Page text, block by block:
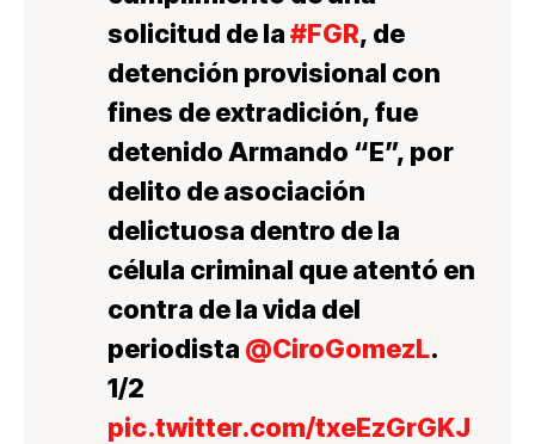
solicitud de la#FGR, de
detención provisional con
fines de extradición, fue
detenido Armando “E”, por
delito de asociación
delictuosa dentro de la
célula criminal que atentó en
contra de la vida del
periodista @CiroGomezL.
1/2
pic.twitter.com/txeEzGrGKJ